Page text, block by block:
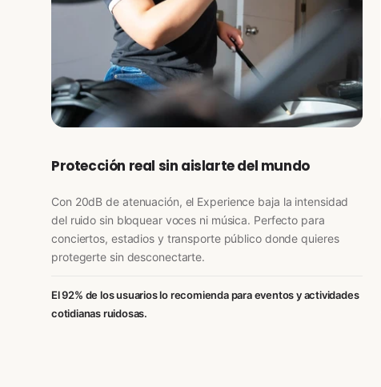
Protección real sin aislarte del mundo
Con 20dB de atenuación, el Experience baja la intensidad
del ruido sin bloquear voces ni música. Perfecto para
conciertos, estadios y transporte público donde quieres
protegerte sin desconectarte.
El 92% de los usuarios lo recomienda para eventos y actividades
cotidianas ruidosas.